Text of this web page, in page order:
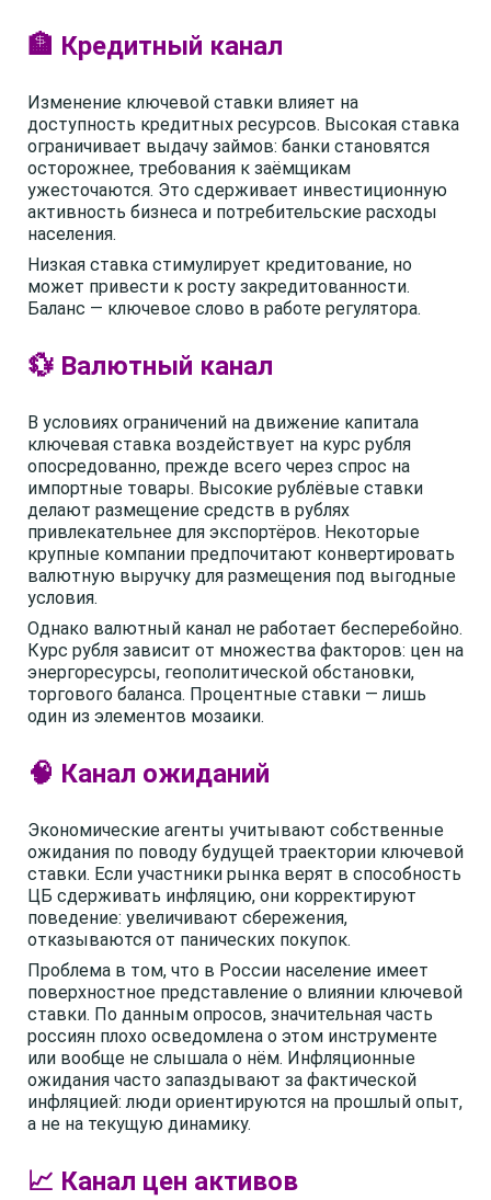
🏦 Кредитный канал
Изменение ключевой ставки влияет на
доступность кредитных ресурсов. Высокая ставка
ограничивает выдачу займов: банки становятся
осторожнее, требования к заёмщикам
ужесточаются. Это сдерживает инвестиционную
активность бизнеса и потребительские расходы
населения.
Низкая ставка стимулирует кредитование, но
может привести к росту закредитованности.
Баланс — ключевое слово в работе регулятора.
💱 Валютный канал
В условиях ограничений на движение капитала
ключевая ставка воздействует на курс рубля
опосредованно, прежде всего через спрос на
импортные товары. Высокие рублёвые ставки
делают размещение средств в рублях
привлекательнее для экспортёров. Некоторые
крупные компании предпочитают конвертировать
валютную выручку для размещения под выгодные
условия.
Однако валютный канал не работает бесперебойно.
Курс рубля зависит от множества факторов: цен на
энергоресурсы, геополитической обстановки,
торгового баланса. Процентные ставки — лишь
один из элементов мозаики.
🧠 Канал ожиданий
Экономические агенты учитывают собственные
ожидания по поводу будущей траектории ключевой
ставки. Если участники рынка верят в способность
ЦБ сдерживать инфляцию, они корректируют
поведение: увеличивают сбережения,
отказываются от панических покупок.
Проблема в том, что в России население имеет
поверхностное представление о влиянии ключевой
ставки. По данным опросов, значительная часть
россиян плохо осведомлена о этом инструменте
или вообще не слышала о нём. Инфляционные
ожидания часто запаздывают за фактической
инфляцией: люди ориентируются на прошлый опыт,
а не на текущую динамику.
📈 Канал цен активов